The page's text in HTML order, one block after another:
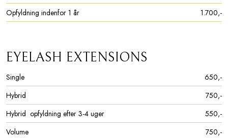
Opfyldning indenfor 1 år
1.700,-​
EYELASH EXTENSIONS​
Single
650,-​
Hybrid
750,-​
Hybrid opfyldning efter 3-4 uger
550,-​
Volume
750,-​